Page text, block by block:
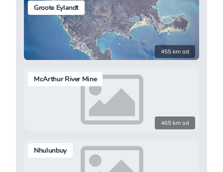
Groote Eylandt
455 km od
McArthur River Mine
465 km od
Nhulunbuy